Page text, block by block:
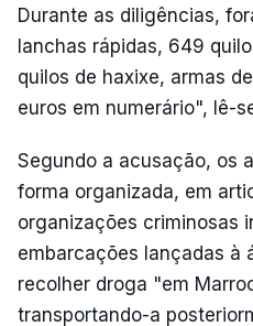
Durante as diligências,
lanchas rápidas, 649
quilos de haxixe, armas
euros em numerário", lê-
Segundo a acusação, os
forma organizada, em
organizações criminosas
embarcações lançadas à
recolher droga "em
transportando-a